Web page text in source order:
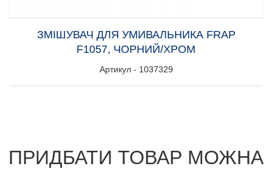
ЗМІШУВАЧ ДЛЯ УМИВАЛЬНИКА FRAP
F1057, ЧОРНИЙ/ХРОМ
Артикул - 1037329
ПРИДБАТИ ТОВАР МОЖНА